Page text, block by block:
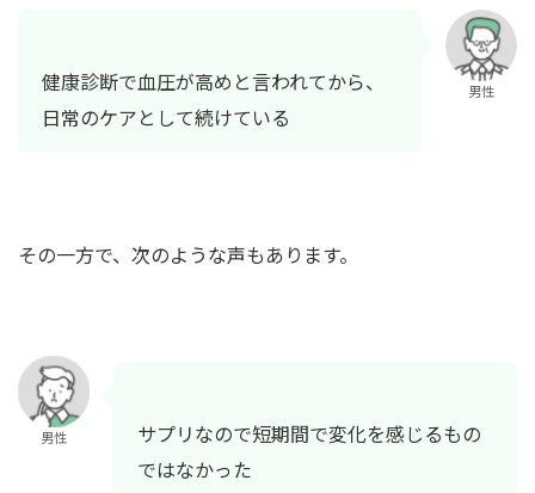
健康診断で血圧が高めと言われてから、
日常のケアとして続けている
男性
その一方で、次のような声もあります。
男性
サプリなので短期間で変化を感じるもの
ではなかった